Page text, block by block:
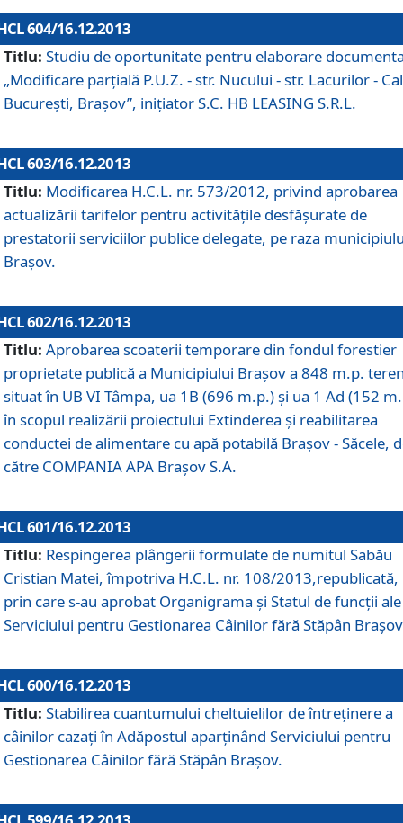
604/16.12.2013
Titlu: Studiu de oportunitate pentru elaborare
„Modificare parţială P.U.Z. - str. Nucului - str. Lacurilor -
Bucureşti, Braşov”, iniţiator S.C. HB LEASING S.R.L.
603/16.12.2013
Titlu: Modificarea H.C.L. nr. 573/2012, privind aprobarea
actualizării tarifelor pentru activităţile desfăşurate de
prestatorii serviciilor publice delegate, pe raza
Braşov.
602/16.12.2013
Titlu: Aprobarea scoaterii temporare din fondul forestier
proprietate publică a Municipiului Braşov a 848 m.p.
situat în UB VI Tâmpa, ua 1B (696 m.p.) şi ua 1 Ad (152
în scopul realizării proiectului Extinderea şi reabilitarea
conductei de alimentare cu apă potabilă Braşov - Săcele,
către COMPANIA APA Braşov S.A.
601/16.12.2013
Titlu: Respingerea plângerii formulate de numitul Sabău
Cristian Matei, împotriva H.C.L. nr. 108/2013,republicată,
prin care s-au aprobat Organigrama şi Statul de funcţii ale
Serviciului pentru Gestionarea Câinilor fără Stăpân
600/16.12.2013
Titlu: Stabilirea cuantumului cheltuielilor de întreţinere a
câinilor cazaţi în Adăpostul aparţinând Serviciului pentru
Gestionarea Câinilor fără Stăpân Braşov.